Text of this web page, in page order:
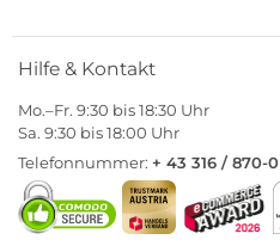
Hilfe & Kontakt
Mo.–Fr. 9:30 bis 18:30 Uhr
Sa. 9:30 bis 18:00 Uhr
Telefonnummer: + 43 316 / 870-0